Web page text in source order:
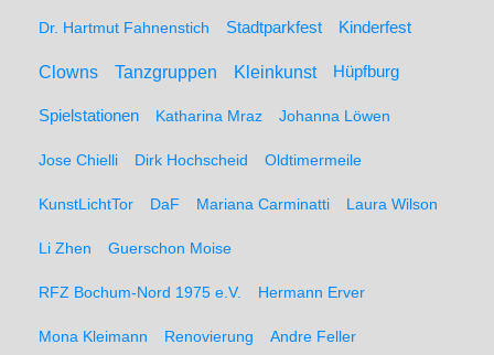
Dr. Hartmut Fahnenstich Stadtparkfest Kinderfest
Clowns Tanzgruppen Kleinkunst Hüpfburg
Spielstationen Katharina Mraz Johanna Löwen
Jose Chielli Dirk Hochscheid Oldtimermeile
KunstLichtTor DaF Mariana Carminatti Laura Wilson
Li Zhen Guerschon Moise
RFZ Bochum-Nord 1975 e.V. Hermann Erver
Mona Kleimann Renovierung Andre Feller